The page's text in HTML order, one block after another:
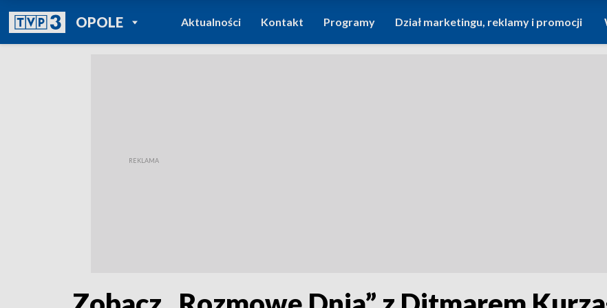
OPOLEPOWRÓT DO
TVP REGIONY
Aktualności Kontakt Programy Dział marketingu, reklamy i promocji